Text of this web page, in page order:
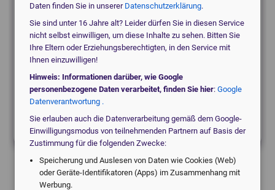
medical_servicesPraxis
local_hospital
Daten finden Sie in unserer Datenschutzerklärung.
Sie sind unter 16 Jahre alt? Leider dürfen Sie in diesen Service
nicht selbst einwilligen, um diese Inhalte zu sehen. Bitten Sie
Ihre Eltern oder Erziehungsberechtigten, in den Service mit
Ihnen einzuwilligen!
Hinweis: Informationen darüber, wie Google
personenbezogene Daten verarbeitet, finden Sie hier: Google
Datenverantwortung .
Sie erlauben auch die Datenverarbeitung gemäß dem Google-
Einwilligungsmodus von teilnehmenden Partnern auf Basis der
Zustimmung für die folgenden Zwecke:
Speicherung und Auslesen von Daten wie Cookies (Web)
oder Geräte-Identifikatoren (Apps) im Zusammenhang mit
Werbung.